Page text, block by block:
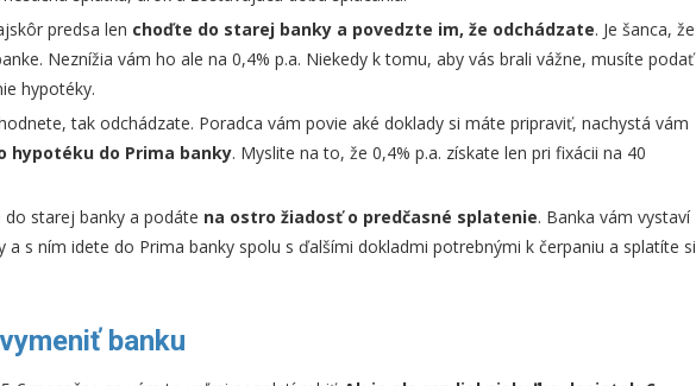
predsa len choďte do starej banky a povedzte im, že odchádzate. Je šanca, že
Neznížia vám ho ale na 0,4% p.a. Niekedy k tomu, aby vás brali vážne, musíte podať
hypotéky.
tak odchádzate. Poradca vám povie aké doklady si máte pripraviť, nachystá vám
hypotéku do Prima banky. Myslite na to, že 0,4% p.a. získate len pri fixácii na 40
starej banky a podáte na ostro žiadosť o predčasné splatenie. Banka vám vystaví
a s ním idete do Prima banky spolu s ďalšími dokladmi potrebnými k čerpaniu a splatíte si
banku